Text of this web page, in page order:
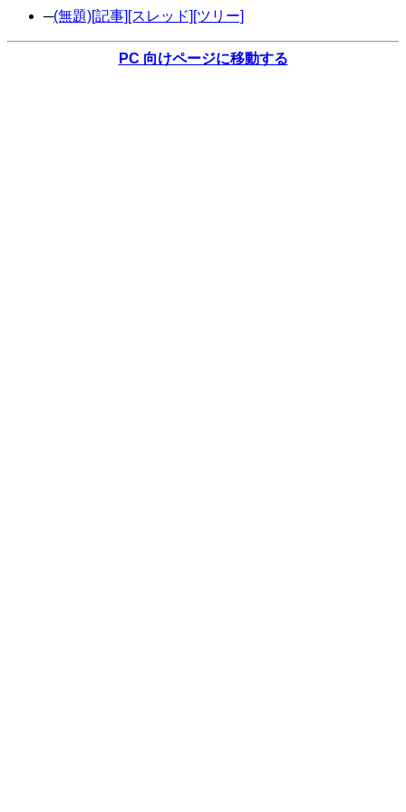
─(無題)[記事] [スレッド] [ツリー]
PC 向けページに移動する